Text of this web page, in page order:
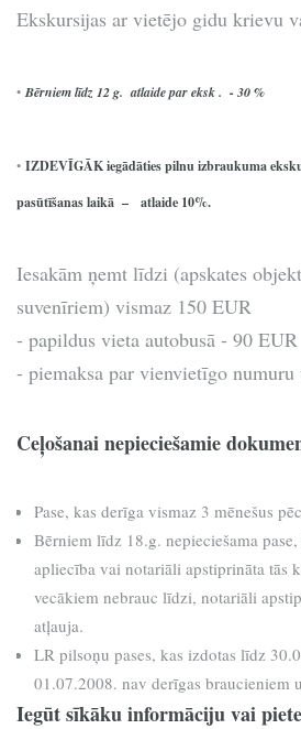
Ekskursijas ar vietējo gidu krievu
• Bērniem līdz 12 g. atlaide par eksk . - 30 %
• IZDEVĪGĀK iegādāties pilnu izbraukuma
pasūtīšanas laikā – atlaide 10%.
Iesakām ņemt līdzi (apskates
suvenīriem) vismaz 150 EUR
- papildus vieta autobusā - 90 EUR
- piemaksa par vienvietīgo
Ceļošanai nepieciešamie
Pase, kas derīga vismaz 3 mēnešus
Bērniem līdz 18.g. nepieciešama
apliecība vai notariāli apstiprināta tās
vecākiem nebrauc līdzi, notariāli
atļauja.
LR pilsoņu pases, kas izdotas līdz
01.07.2008. nav derīgas braucieniem
Iegūt sīkāku informāciju vai